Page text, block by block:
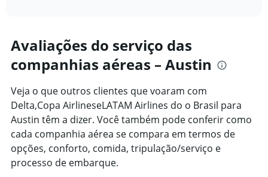
Range:
91
categories.
chart
has
1
Y
axis
displaying
values.
Range:
Avaliações do serviço das
companhias aéreas – Austin
Veja o que outros clientes que voaram com
Delta,Copa AirlineseLATAM Airlines do o Brasil para
Austin têm a dizer. Você também pode conferir como
cada companhia aérea se compara em termos de
opções, conforto, comida, tripulação/serviço e
processo de embarque.